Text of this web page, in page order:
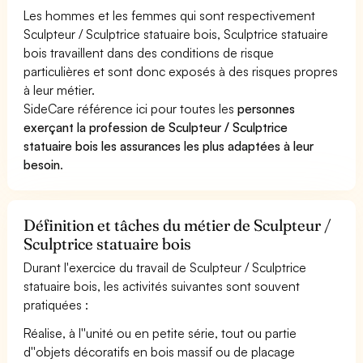
Les hommes et les femmes qui sont respectivement
Sculpteur / Sculptrice statuaire bois, Sculptrice statuaire
bois travaillent dans des conditions de risque
particulières et sont donc exposés à des risques propres
à leur métier.
SideCare référence ici pour toutes lespersonnes
exerçant la profession de Sculpteur / Sculptrice
statuaire bois les assurances les plus adaptées à leur
besoin.
Définition et tâches du métier de Sculpteur /
Sculptrice statuaire bois
Durant l'exercice du travail de Sculpteur / Sculptrice
statuaire bois, les activités suivantes sont souvent
pratiquées :
Réalise, à l''unité ou en petite série, tout ou partie
d''objets décoratifs en bois massif ou de placage